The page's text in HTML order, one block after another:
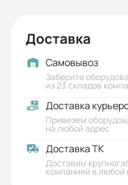
Доставка
Самовывоз
Заберите
из 23 складов
Доставка
Привезем
на любой адрес
Доставка ТК
Доставим
компанией в любой